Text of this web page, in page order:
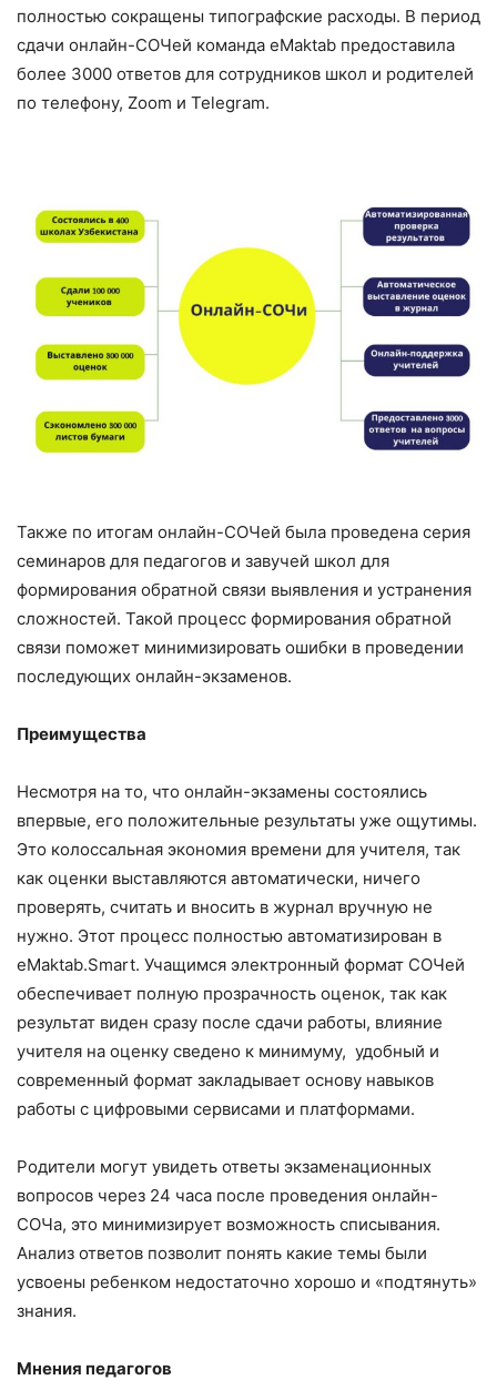
полностью сокращены типографские расходы. В период
сдачи онлайн-СОЧей команда eMaktab предоставила
более 3000 ответов для сотрудников школ и родителей
по телефону, Zoom и Telegram.
Также по итогам онлайн-СОЧей была проведена серия
семинаров для педагогов и завучей школ для
формирования обратной связи выявления и устранения
сложностей. Такой процесс формирования обратной
связи поможет минимизировать ошибки в проведении
последующих онлайн-экзаменов.
Преимущества
Несмотря на то, что онлайн-экзамены состоялись
впервые, его положительные результаты уже ощутимы.
Это колоссальная экономия времени для учителя, так
как оценки выставляются автоматически, ничего
проверять, считать и вносить в журнал вручную не
нужно. Этот процесс полностью автоматизирован в
eMaktab.Smart. Учащимся электронный формат СОЧей
обеспечивает полную прозрачность оценок, так как
результат виден сразу после сдачи работы, влияние
учителя на оценку сведено к минимуму, удобный и
современный формат закладывает основу навыков
работы с цифровыми сервисами и платформами.
Родители могут увидеть ответы экзаменационных
вопросов через 24 часа после проведения онлайн-
СОЧа, это минимизирует возможность списывания.
Анализ ответов позволит понять какие темы были
усвоены ребенком недостаточно хорошо и «подтянуть»
знания.
Мнения педагогов